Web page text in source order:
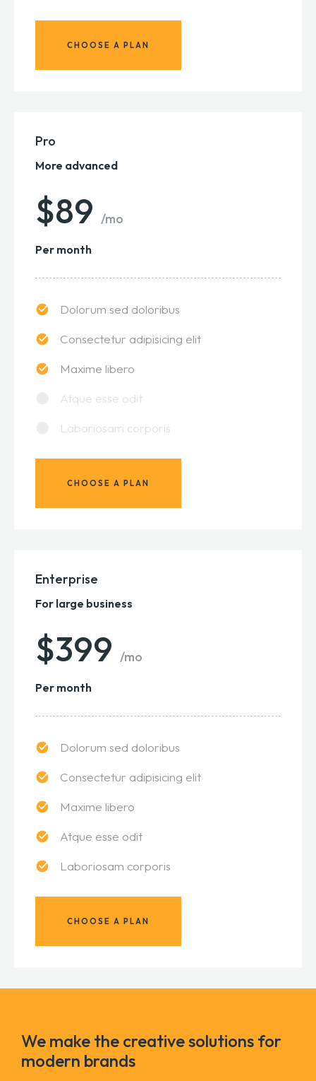
CHOOSE A PLAN
Pro
More advanced
$89 /mo
Per month
Dolorum sed doloribus
Consectetur adipisicing elit
Maxime libero
Atque esse odit
Laboriosam corporis
CHOOSE A PLAN
Enterprise
For large business
$399 /mo
Per month
Dolorum sed doloribus
Consectetur adipisicing elit
Maxime libero
Atque esse odit
Laboriosam corporis
CHOOSE A PLAN
We make the creative solutions for
modern brands